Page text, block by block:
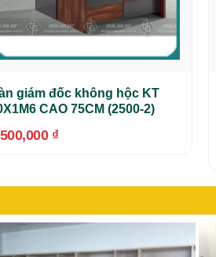
giám đốc không hộc KT
CAO 75CM (2500-2)
₫